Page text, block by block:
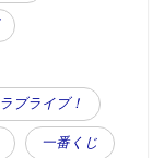
ラブライブ！
一番くじ